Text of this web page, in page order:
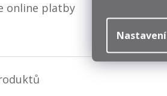
Nastavení
online platby